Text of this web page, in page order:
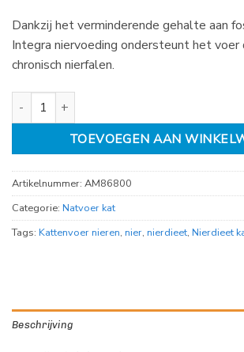
Dankzij het verminderende gehalte aan
Integra niervoeding ondersteunt het voer
chronisch nierfalen.
Integra Nier kip aantal
TOEVOEGEN AAN
Artikelnummer: AM86800
Categorie: Natvoer kat
Tags: Kattenvoer nieren, nier, nierdieet, Nierdieet
Beschrijving